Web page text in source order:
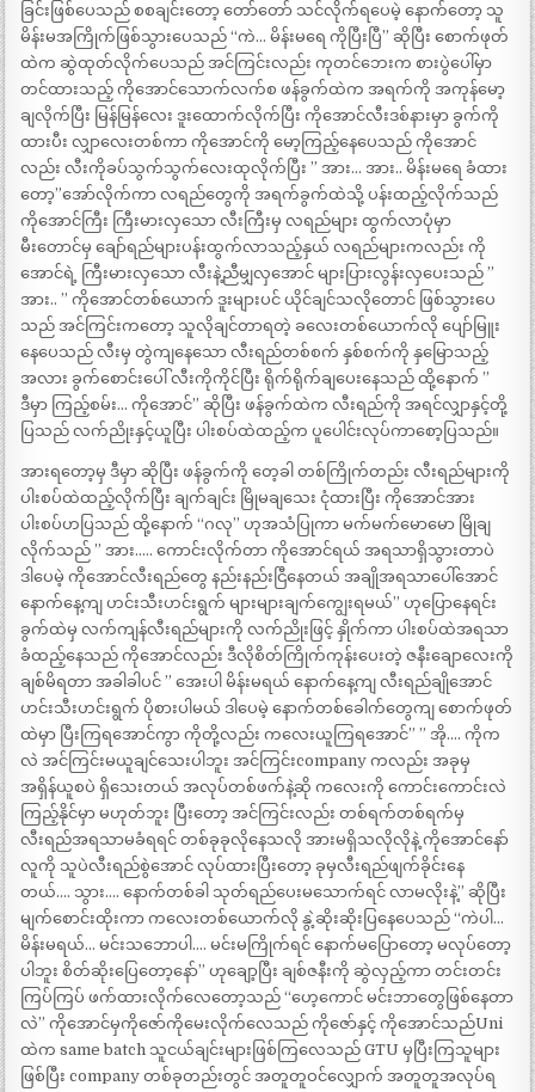
ခြင်းဖြစ်ပေသည် စစချင်းတော့ တော်တော် သင်လိုက်ရပေမဲ့ နောက်တော့ သူ
မိန်းမအကြိုက်ဖြစ်သွားပေသည် “ကဲ… မိန်းမရေ ကိုပြီးပြီ” ဆိုပြီး စောက်ဖုတ်
ထဲက ဆွဲထုတ်လိုက်ပေသည် အင်ကြင်းလည်း ကုတင်ဘေးက စားပွဲပေါ်မှာ
တင်ထားသည့် ကိုအောင်သောက်လက်စ ဖန်ခွက်ထဲက အရက်ကို အကုန်မော့
ချလိုက်ပြီး မြန်မြန်လေး ဒူးထောက်လိုက်ပြီး ကိုအောင်လီးဒစ်နားမှာ ခွက်ကို
ထားပီး လျှာလေးတစ်ကာ ကိုအောင်ကို မော့ကြည့်နေပေသည် ကိုအောင်
လည်း လီးကိုခပ်သွက်သွက်လေးထုလိုက်ပြီး ” အား… အား.. မိန်းမရေ ခံထား
တော့”အော်လိုက်ကာ လရည်တွေကို အရက်ခွက်ထဲသို့ ပန်းထည့်လိုက်သည်
ကိုအောင်ကြီး ကြီးမားလှသော လီးကြီးမှ လရည်များ ထွက်လာပုံမှာ
မီးတောင်မှ ချော်ရည်များပန်းထွက်လာသည့်နှယ် လရည်များကလည်း ကို
အောင်ရဲ့ ကြီးမားလှသော လီးနဲ့ညီမျှလှအောင် များပြားလွန်းလှပေးသည် ”
အား.. ” ကိုအောင်တစ်ယောက် ဒူးများပင် ယိုင်ချင်သလိုတောင် ဖြစ်သွားပေ
သည် အင်ကြင်းကတော့ သူလိုချင်တာရတဲ့ ခလေးတစ်ယောက်လို ပျော်မြူး
နေပေသည် လီးမှ တွဲကျနေသော လီးရည်တစ်စက် နှစ်စက်ကို နှမြောသည့်
အလား ခွက်စောင်းပေါ် လီးကိုကိုင်ပြီး ရိုက်ရိုက်ချပေးနေသည် ထို့နောက် ”
ဒီမှာ ကြည့်စမ်း… ကိုအောင်” ဆိုပြီး ဖန်ခွက်ထဲက လီးရည်ကို အရင်လျှာနှင့်တို့
ပြသည် လက်ညိုးနှင့်ယူပြီး ပါးစပ်ထဲထည့်က ပူပေါင်းလုပ်ကာစော့ပြသည်။
အားရတော့မှ ဒီမှာ ဆိုပြီး ဖန်ခွက်ကို တေ့ခါ တစ်ကြိုက်တည်း လီးရည်များကို
ပါးစပ်ထဲထည့်လိုက်ပြီး ချက်ချင်း မြိုမချသေး ငုံထားပြီး ကိုအောင်အား
ပါးစပ်ဟပြသည် ထို့နောက် “ဂလု” ဟုအသံပြုကာ မက်မက်မောမော မြိုချ
လိုက်သည် ” အား….. ကောင်းလိုက်တာ ကိုအောင်ရယ် အရသာရှိသွားတာပဲ
ဒါပေမဲ့ ကိုအောင်လီးရည်တွေ နည်းနည်းငြီနေတယ် အချိုအရသာပေါ်အောင်
နောက်နေ့ကျ ဟင်းသီးဟင်းရွက် များများချက်ကျွေးရမယ်” ဟုပြောနေရင်း
ခွက်ထဲမှ လက်ကျန်လီးရည်များကို လက်ညိုးဖြင့် နှိုက်ကာ ပါးစပ်ထဲအရသာ
ခံထည့်နေသည် ကိုအောင်လည်း ဒီလိုစိတ်ကြိုက်ကုန်းပေးတဲ့ ဇနီးချောလေးကို
ချစ်မိရတာ အခါခါပင် ” အေးပါ မိန်းမရယ် နောက်နေ့ကျ လီးရည်ချိုအောင်
ဟင်းသီးဟင်းရွက် ပိုစားပါမယ် ဒါပေမဲ့ နောက်တစ်ခေါက်တွေကျ စောက်ဖုတ်
ထဲမှာ ပြီးကြရအောင်ကွာ ကိုတို့လည်း ကလေးယူကြရအောင်” ” အို…. ကိုက
လဲ အင်ကြင်းမယူချင်သေးပါဘူး အင်ကြင်းcompany ကလည်း အခုမှ
အရှိန်ယူစပဲ ရှိသေးတယ် အလုပ်တစ်ဖက်နဲ့ဆို ကလေးကို ကောင်းကောင်းလဲ
ကြည့်နိုင်မှာ မဟုတ်ဘူး ပြီးတော့ အင်ကြင်းလည်း တစ်ရက်တစ်ရက်မှ
လီးရည်အရသာမခံရရင် တစ်ခုခုလိုနေသလို အားမရှိသလိုလိုနဲ့ ကိုအောင်နော်
လူကို သူပဲလီးရည်စွဲအောင် လုပ်ထားပြီးတော့ ခုမှလီးရည်ဖျက်ခိုင်းနေ
တယ်…. သွား…. နောက်တစ်ခါ သုတ်ရည်ပေးမသောက်ရင် လာမလိုးနဲ့” ဆိုပြီး
မျက်စောင်းထိုးကာ ကလေးတစ်ယောက်လို နွဲ့ဆိုးဆိုးပြနေပေသည် “ကဲပါ…
မိန်းမရယ်… မင်းသဘောပါ…. မင်းမကြိုက်ရင် နောက်မပြောတော့ မလုပ်တော့
ပါဘူး စိတ်ဆိုးပြေတော့နော်” ဟုချော့ပြီး ချစ်ဇနီးကို ဆွဲလှည့်ကာ တင်းတင်း
ကြပ်ကြပ် ဖက်ထားလိုက်လေတော့သည် “ဟေ့ကောင် မင်းဘာတွေဖြစ်နေတာ
လဲ” ကိုအောင်မှကိုဇော်ကိုမေးလိုက်လေသည် ကိုဇော်နှင့် ကိုအောင်သည်Uni
ထဲက same batch သူငယ်ချင်းများဖြစ်ကြလေသည် GTU မှပြီးကြသူများ
ဖြစ်ပြီး company တစ်ခုတည်းတွင် အတူတူဝင်လျှောက် အတူတူအလုပ်ရ